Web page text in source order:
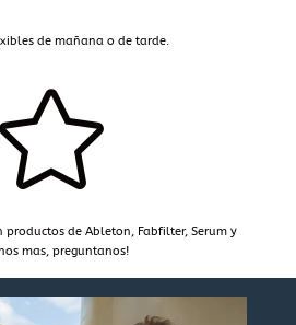
de mañana o de tarde.

productos de Ableton, Fabfilter, Serum y
mas, preguntanos!